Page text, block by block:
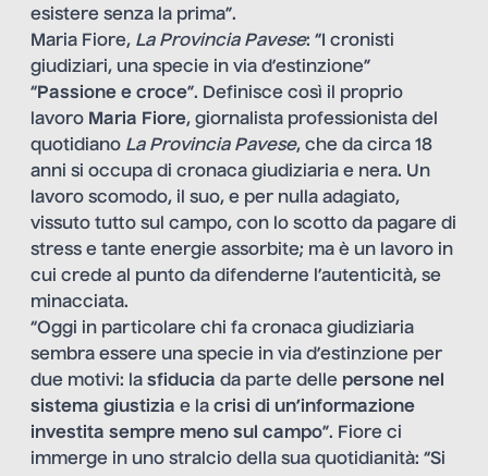
esistere senza la prima”.
Maria Fiore, La Provincia Pavese: “I cronisti
giudiziari, una specie in via d’estinzione”
“Passione e croce”. Definisce così il proprio
lavoro Maria Fiore, giornalista professionista del
quotidiano La Provincia Pavese, che da circa 18
anni si occupa di cronaca giudiziaria e nera. Un
lavoro scomodo, il suo, e per nulla adagiato,
vissuto tutto sul campo, con lo scotto da pagare di
stress e tante energie assorbite; ma è un lavoro in
cui crede al punto da difenderne l’autenticità, se
minacciata.
“Oggi in particolare chi fa cronaca giudiziaria
sembra essere una specie in via d’estinzione per
due motivi: la sfiducia da parte delle persone nel
sistema giustizia e la crisi di un’informazione
investita sempre meno sul campo”. Fiore ci
immerge in uno stralcio della sua quotidianità: “Si